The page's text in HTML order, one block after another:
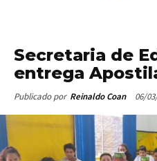
Secretaria de
entrega
Publicado por Reinaldo Coan 06/